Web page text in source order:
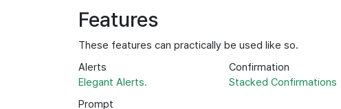
Features
These features can practically be used like so.
Alerts
Elegant Alerts.
Confirmation
Stacked Confirmations
Prompt